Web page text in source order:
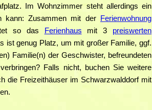
Im Wohnzimmer steht allerdings ein
kann: Zusammen mit der
Ferienwohnung
so das Ferienhaus mit 3 preiswerten
ist genug Platz, um mit großer Familie, ggf.
Familie(n) der Geschwister, befreundeten
Falls nicht, buchen Sie weitere
die Freizeithäuser im Schwarzwalddorf mit